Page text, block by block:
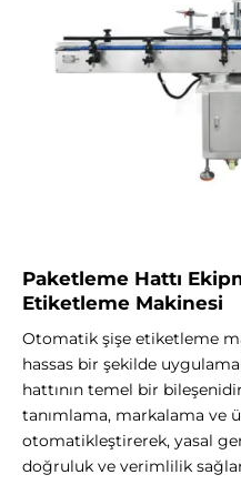
Paketleme Hattı
Etiketleme Makinesi
Otomatik şişe etiketleme
hassas bir şekilde
hattının temel bir
tanımlama, markalama ve
otomatikleştirerek, yasal
doğruluk ve verimlilik